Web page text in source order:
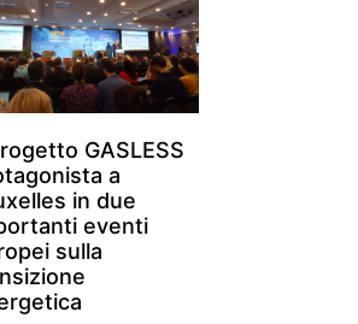
GASLESS
a
in due
eventi
sulla